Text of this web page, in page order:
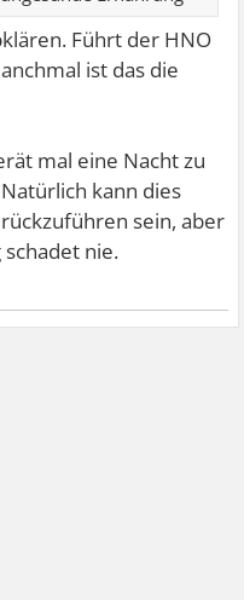
Führt der HNO
ist das die
mal eine Nacht zu
kann dies
sein, aber
nie.